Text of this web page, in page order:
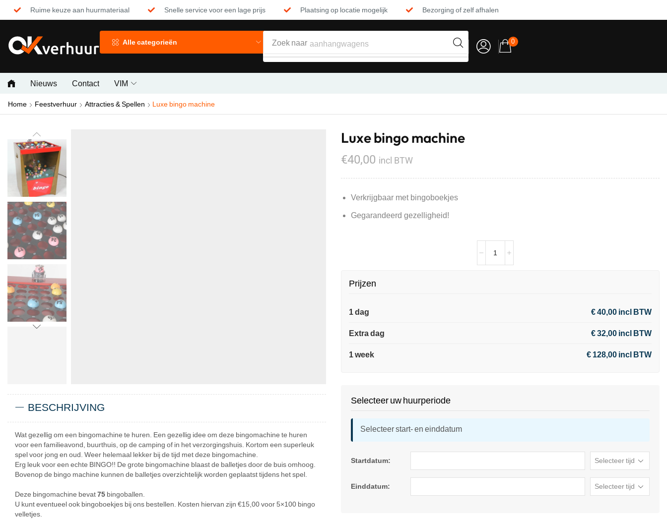
Ruime keuze aan huurmateriaal Snelle service voor een lage prijs Plaatsing op locatie mogelijk Bezorging of zelf afhalen
Alle categorieën Zoek naar aanhangwagens 0
Nieuws Contact VIM
Home Feestverhuur Attracties & Spellen Luxe bingo machine
BESCHRIJVING
Wat gezellig om een bingomachine te huren. Een gezellig idee om deze bingomachine te huren
voor een familieavond, buurthuis, op de camping of in het verzorgingshuis. Kortom een superleuk
spel voor jong en oud. Weer helemaal lekker bij de tijd met deze bingomachine.
Erg leuk voor een echte BINGO!! De grote bingomachine blaast de balletjes door de buis omhoog.
Bovenop de bingo machine kunnen de balletjes overzichtelijk worden geplaatst tijdens het spel.
Deze bingomachine bevat75 bingoballen.
U kunt eventueel ook bingoboekjes bij ons bestellen. Kosten hiervan zijn €15,00 voor 5×100 bingo
velletjes.
Luxe bingo machine
€40,00 incl BTW
Verkrijgbaar met bingoboekjes
Gegarandeerd gezelligheid!
Prijzen
1 dag € 40,00 incl BTW
Extra dag € 32,00 incl BTW
1 week € 128,00 incl BTW
Selecteer uw huurperiode
Selecteer start- en einddatum
Startdatum:
Einddatum: